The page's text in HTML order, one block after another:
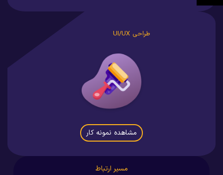
طراحی UI/UX
مشاهده نمونه کار
مسیر ارتباط